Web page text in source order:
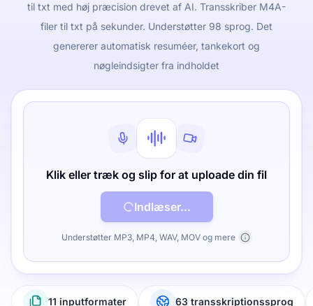
til txt med høj præcision drevet af AI. Transskriber M4A-
filer til txt på sekunder. Understøtter 98 sprog. Det
genererer automatisk resuméer, tankekort og
nøgleindsigter fra indholdet
Klik eller træk og slip for at uploade din fil
Indlæser...
Understøtter MP3, MP4, WAV, MOV og mere
11 inputformater 63 transskriptionssprog